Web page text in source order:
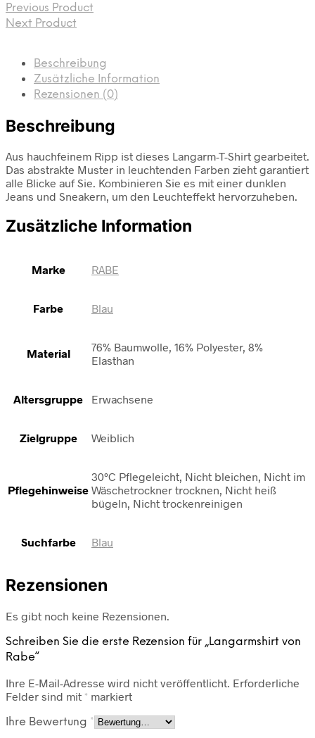
Previous Product
Next Product
Beschreibung
Zusätzliche Information
Rezensionen (0)
Beschreibung
Aus hauchfeinem Ripp ist dieses Langarm-T-Shirt gearbeitet.
Das abstrakte Muster in leuchtenden Farben zieht garantiert
alle Blicke auf Sie. Kombinieren Sie es mit einer dunklen
Jeans und Sneakern, um den Leuchteffekt hervorzuheben.
Zusätzliche Information
Marke RABE
Farbe Blau
Material
76% Baumwolle, 16% Polyester, 8%
Elasthan
Altersgruppe Erwachsene
Zielgruppe Weiblich
Pflegehinweise
30°C Pflegeleicht, Nicht bleichen, Nicht im
Wäschetrockner trocknen, Nicht heiß
bügeln, Nicht trockenreinigen
Suchfarbe Blau
Rezensionen
Es gibt noch keine Rezensionen.
Schreiben Sie die erste Rezension für „Langarmshirt von
Rabe“
Ihre E-Mail-Adresse wird nicht veröffentlicht. Erforderliche
Felder sind mit * markiert
Ihre Bewertung *